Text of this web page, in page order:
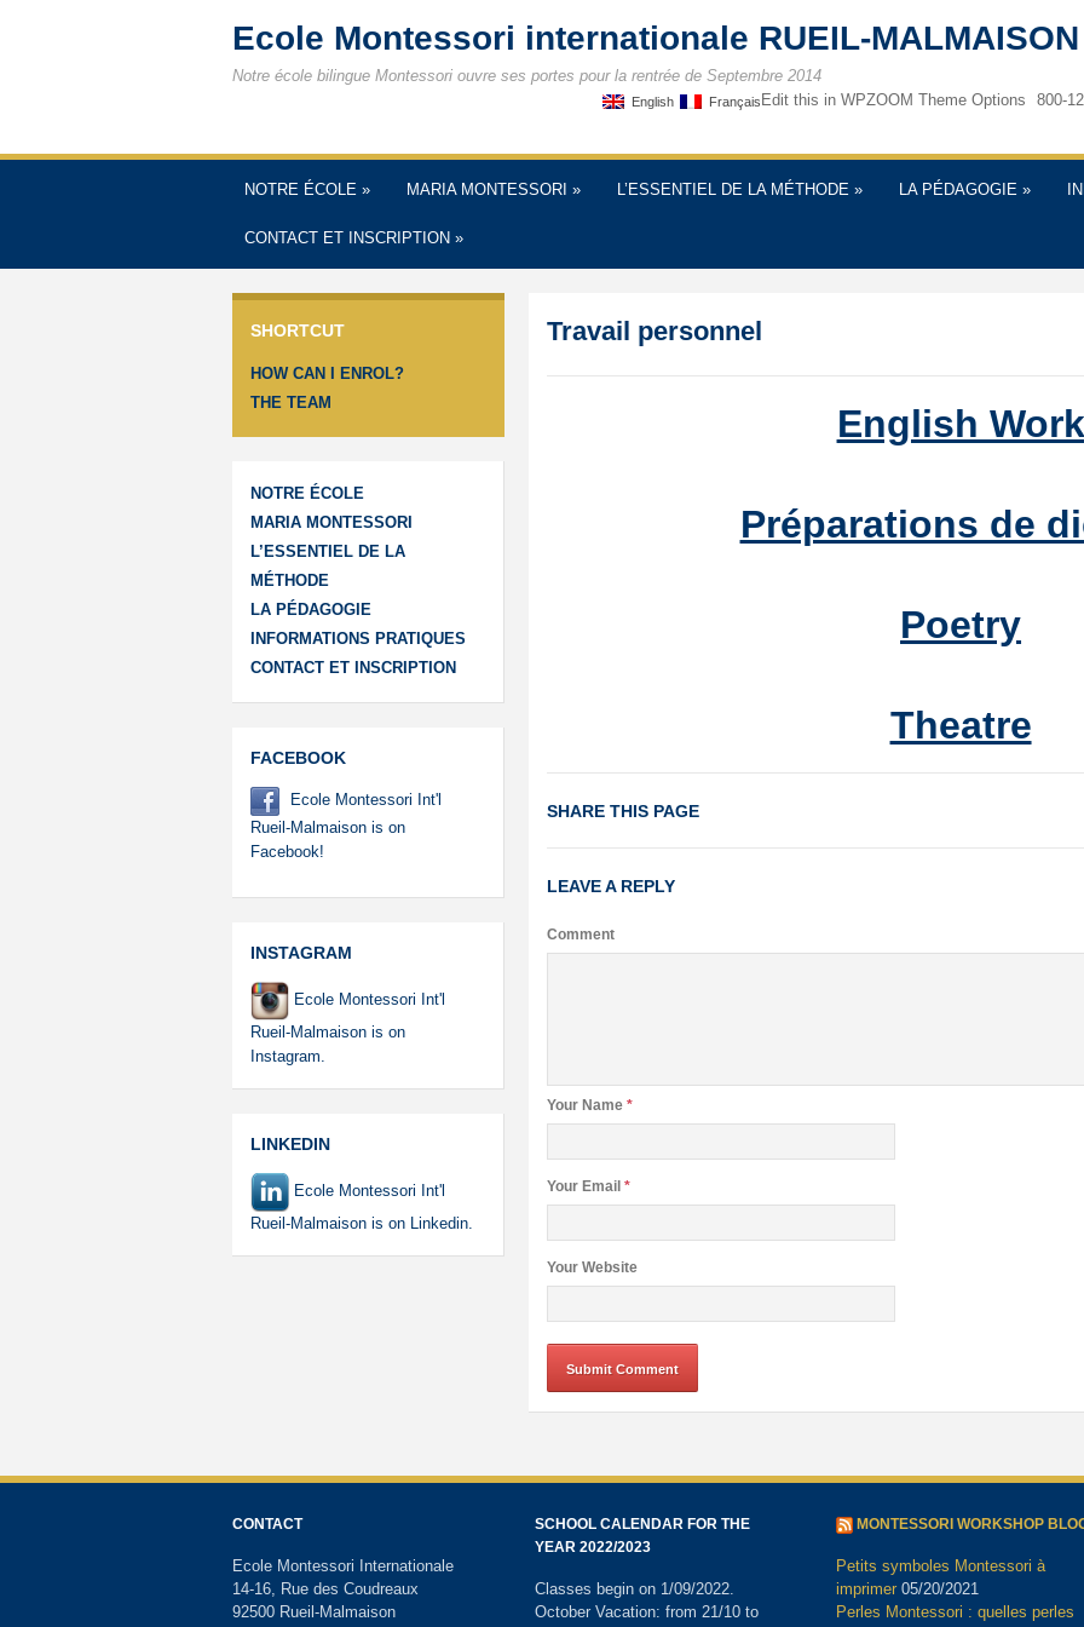
Ecole Montessori internationale RUEIL-MALMAISON
Notre école bilingue Montessori ouvre ses portes pour la rentrée de Septembre 2014
Edit this in WPZOOM Theme Options
800-
English Français
NOTRE ÉCOLE » MARIA MONTESSORI » L’ESSENTIEL DE LA MÉTHODE » LA PÉDAGOGIE »
CONTACT ET INSCRIPTION »
SHORTCUT
HOW CAN I ENROL?
THE TEAM
NOTRE ÉCOLE
MARIA MONTESSORI
L’ESSENTIEL DE LA
MÉTHODE
LA PÉDAGOGIE
INFORMATIONS PRATIQUES
CONTACT ET INSCRIPTION
FACEBOOK
Ecole Montessori Int'l
Rueil-Malmaison is on
Facebook!
INSTAGRAM
Ecole Montessori Int'l
Rueil-Malmaison is on
Instagram.
LINKEDIN
Ecole Montessori Int'l
Rueil-Malmaison is on Linkedin.
Travail personnel
English Work
Préparations de
Poetry
Theatre
SHARE THIS PAGE
LEAVE A REPLY
Comment
Your Name*
Your Email*
Your Website
CONTACT
Ecole Montessori Internationale
14-16, Rue des Coudreaux
92500 Rueil-Malmaison
SCHOOL CALENDAR FOR THE
YEAR 2022/2023
Classes begin on 1/09/2022.
October Vacation: from 21/10 to
MONTESSORI WORKSHOP
Petits symboles Montessori à
imprimer 05/20/2021
Perles Montessori : quelles perles